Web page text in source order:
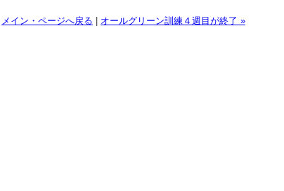
メイン・ページへ戻る | オールグリーン訓練４週目が終了 »